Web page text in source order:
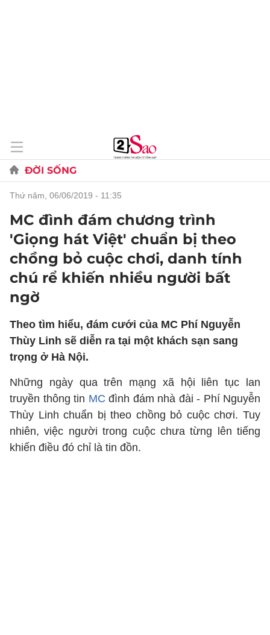
ĐỜI SỐNG
thứ năm, 06/06/2019 - 11:35
MC đình đám chương trình
'Giọng hát Việt' chuẩn bị theo
chồng bỏ cuộc chơi, danh tính
chú rể khiến nhiều người bất
ngờ
Theo tìm hiểu, đám cưới của MC Phí Nguyễn
Thùy Linh sẽ diễn ra tại một khách sạn sang
trọng ở Hà Nội.
Những ngày qua trên mạng xã hội liên tục lan
truyền thông tin MC đình đám nhà đài - Phí Nguyễn
Thùy Linh chuẩn bị theo chồng bỏ cuộc chơi. Tuy
nhiên, việc người trong cuộc chưa từng lên tiếng
khiến điều đó chỉ là tin đồn.